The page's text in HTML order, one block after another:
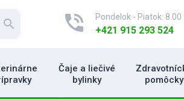
search phone_in_talk Pondelok - Piatok: 8.00
+421 915 293 524
Čaje a liečivé
bylinky
pomôcky